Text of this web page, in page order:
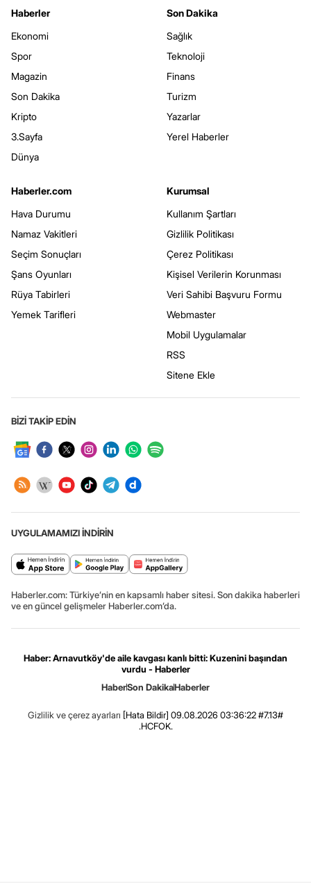
Haberler
Ekonomi
Spor
Magazin
Son Dakika
Kripto
3.Sayfa
Dünya
Son Dakika
Sağlık
Teknoloji
Finans
Turizm
Yazarlar
Yerel Haberler
Haberler.com
Hava Durumu
Namaz Vakitleri
Seçim Sonuçları
Şans Oyunları
Rüya Tabirleri
Yemek Tarifleri
Kurumsal
Kullanım Şartları
Gizlilik Politikası
Çerez Politikası
Kişisel Verilerin Korunması
Veri Sahibi Başvuru Formu
Webmaster
Mobil Uygulamalar
RSS
Sitene Ekle
BİZİ TAKİP EDİN
UYGULAMAMIZI İNDİRİN
Haberler.com: Türkiye’nin en kapsamlı haber sitesi. Son dakika haberleri
ve en güncel gelişmeler Haberler.com’da.
Haber: Arnavutköy'de aile kavgası kanlı bitti: Kuzenini başından
vurdu - Haberler
HaberSon DakikaHaberler
Gizlilik ve çerez ayarları [Hata Bildir] 09.08.2026 03:36:22 #7.13#
.HCFOK.